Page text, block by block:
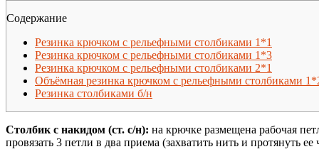
Содержание
Резинка крючком с рельефными столбиками 1*1
Резинка крючком с рельефными столбиками 1*3
Резинка крючком с рельефными столбиками 2*1
Объёмная резинка крючком с рельефными столбиками
Резинка столбиками б/н
Столбик с накидом (ст. с/н): на крючке размещена рабочая
провязать 3 петли в два приема (захватить нить и протянуть